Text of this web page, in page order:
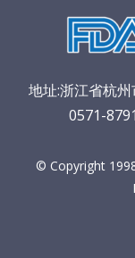
地址:浙江省杭
0571-
© Copyright